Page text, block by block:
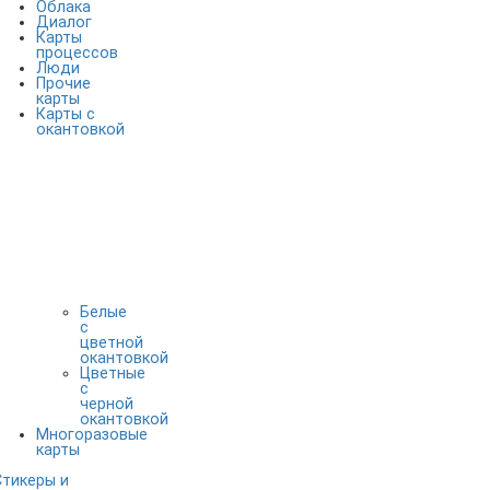
Облака
Диалог
Карты
процессов
Люди
Прочие
карты
Карты с
окантовкой
Белые
с
цветной
окантовкой
Цветные
с
черной
окантовкой
Многоразовые
карты
и